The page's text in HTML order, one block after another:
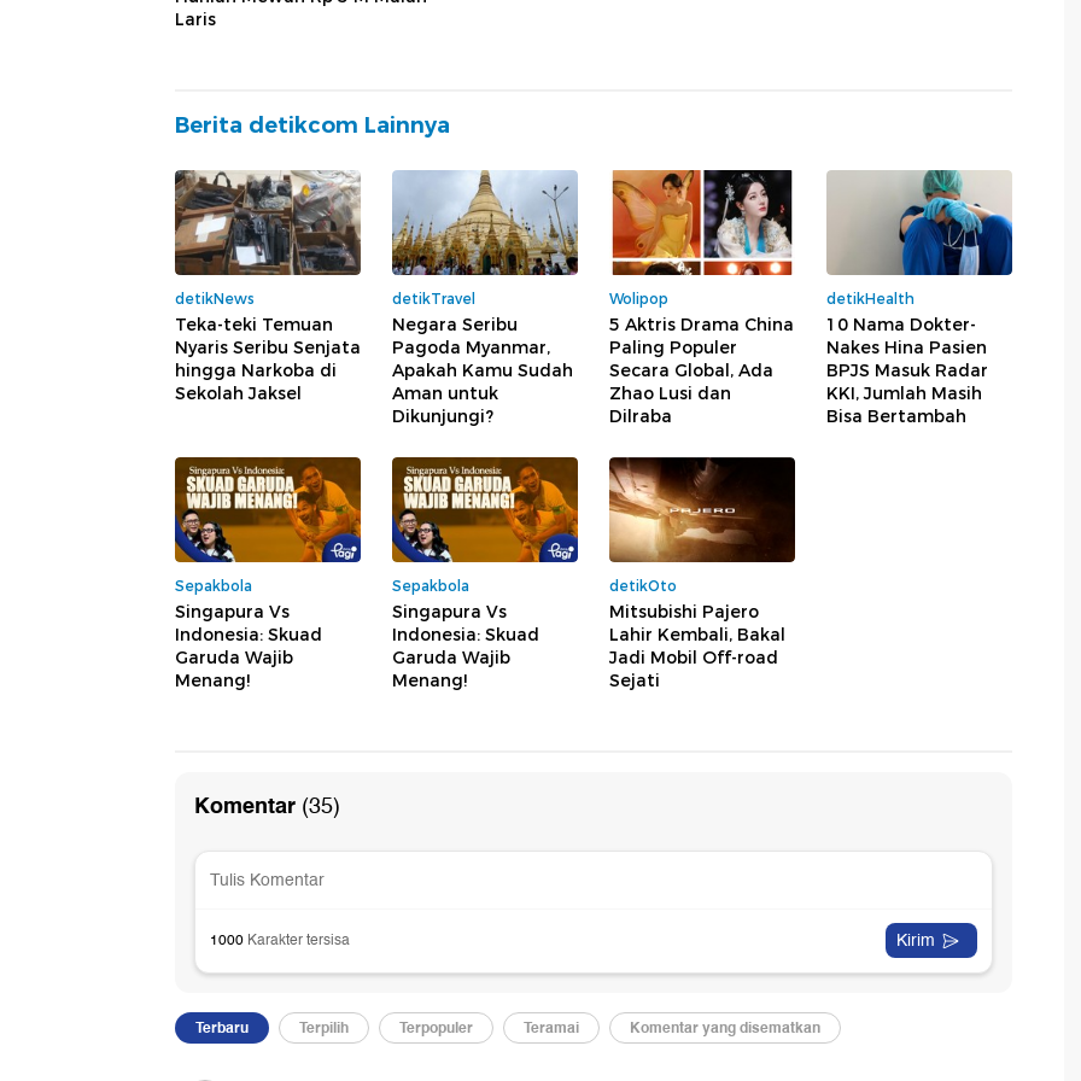
Laris
Berita detikcom Lainnya
detikNews
Teka-teki Temuan
Nyaris Seribu Senjata
hingga Narkoba di
Sekolah Jaksel
detikTravel
Negara Seribu
Pagoda Myanmar,
Apakah Kamu Sudah
Aman untuk
Dikunjungi?
Wolipop
5 Aktris Drama China
Paling Populer
Secara Global, Ada
Zhao Lusi dan
Dilraba
detikHealth
10 Nama Dokter-
Nakes Hina Pasien
BPJS Masuk Radar
KKI, Jumlah Masih
Bisa Bertambah
Sepakbola
Singapura Vs
Indonesia: Skuad
Garuda Wajib
Menang!
Sepakbola
Singapura Vs
Indonesia: Skuad
Garuda Wajib
Menang!
detikOto
Mitsubishi Pajero
Lahir Kembali, Bakal
Jadi Mobil Off-road
Sejati